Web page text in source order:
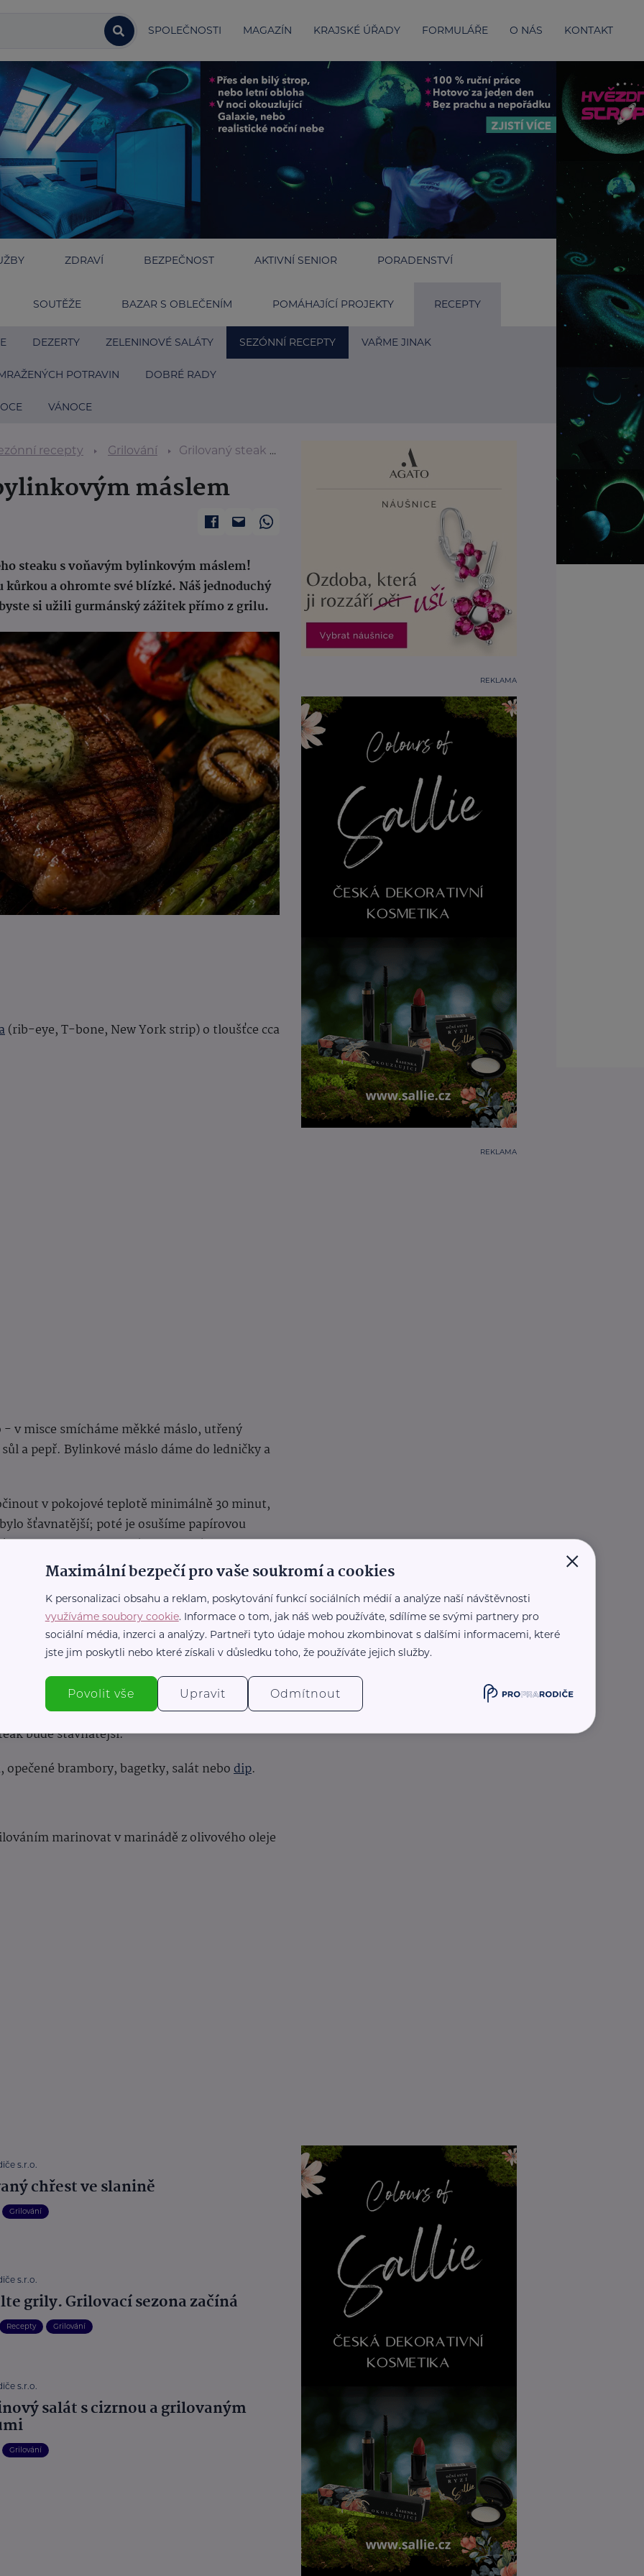
SPOLEČNOSTI MAGAZÍN KRAJSKÉ ÚŘADY FORMULÁŘE O NÁS KONTAKT
ZDRAVÍ BEZPEČNOST AKTIVNÍ SENIOR PORADENSTVÍ
SOUTĚŽE BAZAR S OBLEČENÍM POMÁHAJÍCÍ PROJEKTY RECEPTY
DEZERTY ZELENINOVÉ SALÁTY SEZÓNNÍ RECEPTY VAŘME JINAK
POTRAVIN DOBRÉ RADY
VÁNOCE
recepty Grilování Grilovaný steak s bylinkovým máslem
máslem
steaku s voňavým bylinkovým máslem!
a ohromte své blízké. Náš jednoduchý
si užili gurmánský zážitek přímo z grilu.
(rib-eye, T-bone, New York strip) o tloušťce cca
v misce smícháme měkké máslo, utřený
a pepř. Bylinkové máslo dáme do ledničky a
v pokojové teplotě minimálně 30 minut,
šťavnatější; poté je osušíme papírovou
olejem. Podle vlastní chuti osolíme a
pepřem.
Steaky grilujeme 3-4 minuty z každé strany
propečení a 7-8 minut pro maximální
příliš často, abychom na nich zachovali
1 – 2krát.
na talíř a dáme na něj kousek bylinkového
takto odpočinout 5-10 minut. To zajistí,
bude šťavnatější.
brambory, bagetky, salát nebodip.
marinovat v marinádě z olivového oleje
REKLAMA
REKLAMA
s.r.o.
chřest ve slanině
Grilování
s.r.o.
grily. Grilovací sezona začíná
Recepty Grilování
s.r.o.
salát s cizrnou a grilovaným
Grilování
×
Maximální bezpečí pro vaše soukromí a cookies
K personalizaci obsahu a reklam, poskytování funkcí sociálních médií a analýze naší návštěvnosti
využíváme soubory cookie. Informace o tom, jak náš web používáte, sdílíme se svými partnery pro
sociální média, inzerci a analýzy. Partneři tyto údaje mohou zkombinovat s dalšími informacemi, které
jste jim poskytli nebo které získali v důsledku toho, že používáte jejich služby.
Povolit vše Upravit Odmítnout